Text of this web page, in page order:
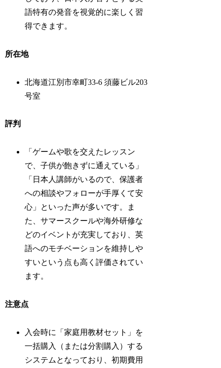
語特有の発音を視覚的に楽しく習
得できます。
所在地
北海道江別市幸町33-6 須藤ビル203
号室
評判
「ゲームや歌を交えたレッスン
で、子供が飽きずに通えている」
「日本人講師がいるので、保護者
への相談やフォローが手厚くて安
心」といった声が多いです。ま
た、サマースクールや海外研修な
どのイベントが充実しており、英
語へのモチベーションを維持しや
すいという点も高く評価されてい
ます。
注意点
入会時に「家庭用教材セット」を
一括購入（または分割購入）する
システムとなっており、初期費用